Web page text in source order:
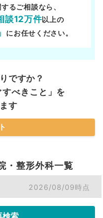
るご相談なら、
談12万件以上の
にお任せください。
ですか？
べきこと」を
す
・整形外科一覧
2026/08/09時点
検索